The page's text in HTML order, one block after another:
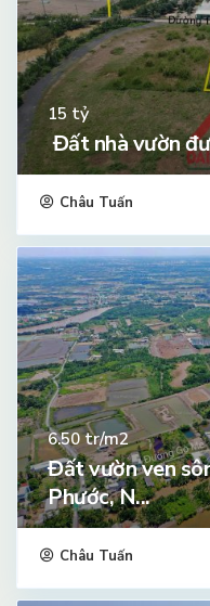
15 tỷ
Đất nhà vườn
Châu Tuấn
6.50tr/m2
Đất vườn ven
Phước, N...
Châu Tuấn